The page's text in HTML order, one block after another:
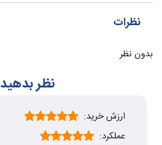
نظرات
بدون نظر
نظر بدهید
ارزش خرید:
عملکرد: